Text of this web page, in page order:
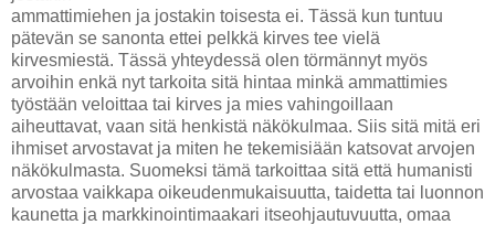
ammattimiehen ja jostakin toisesta ei. Tässä kun tuntuu
pätevän se sanonta ettei pelkkä kirves tee vielä
kirvesmiestä. Tässä yhteydessä olen törmännyt myös
arvoihin enkä nyt tarkoita sitä hintaa minkä ammattimies
työstään veloittaa tai kirves ja mies vahingoillaan
aiheuttavat, vaan sitä henkistä näkökulmaa. Siis sitä mitä eri
ihmiset arvostavat ja miten he tekemisiään katsovat arvojen
näkökulmasta. Suomeksi tämä tarkoittaa sitä että humanisti
arvostaa vaikkapa oikeudenmukaisuutta, taidetta tai luonnon
kaunetta ja markkinointimaakari itseohjautuvuutta, omaa